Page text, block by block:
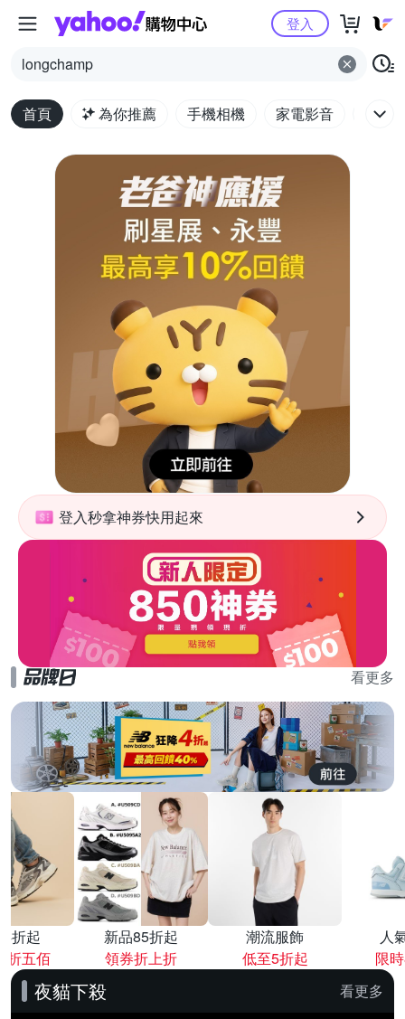
Yahoo購物中心
longchamp
登入
首頁 為你推薦 手機相機 家電影音 電腦
登入秒拿神券快用起來
看更多
折起
折五佰
新品85折起
領券折上折
潮流服飾
低至5折起
人
限
夜貓下殺 看更多